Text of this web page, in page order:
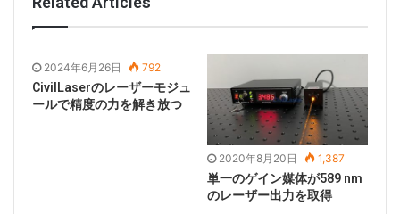
は調印式を完了し、中独共同レーザー応用センターを設
方は補完的なリソースを促進し、Win-Winの協力を達成
します。さらに、2019年秋にはTRUMPFとセンサーメ
ーカーSTMicroelectronicsの協力が重要なマイルスト
ーンを迎えたことに言及する価値があります。
TRUMPFはSTMicroelectronics Deliveryに10億番目の
垂直キャビティ面発光レーザー（Vcsel）を完成させま
2024年6月26日 792
CivilLaserのレーザーモジュ
ールで精度の力を解き放つ
2020年8月20日 1,387
単一のゲイン媒体が589 nm
のレーザー出力を取得